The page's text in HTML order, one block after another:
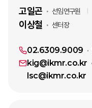
고일곤 선임연구원
이상철 센터장
02.6309.9009
kig@ikmr.co.kr
lsc@ikmr.co.kr